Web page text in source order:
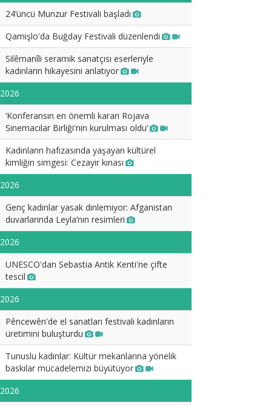
24’üncü Munzur Festivali başladı
Qamişlo'da Buğday Festivali düzenlendi
Silêmanîli seramik sanatçısı eserleriyle
kadınların hikayesini anlatıyor
‘Konferansın en önemli kararı Rojava
Sinemacılar Birliği'nin kurulması oldu’
Kadınların hafızasında yaşayan kültürel
kimliğin simgesi: Cezayir kınası
Genç kadınlar yasak dinlemiyor: Afganistan
duvarlarında Leyla’nın resimleri
UNESCO'dan Sebastia Antik Kenti'ne çifte
tescil
Pêncewên'de el sanatları festivali kadınların
üretimini buluşturdu
Tunuslu kadınlar: Kültür mekanlarına yönelik
baskılar mücadelemizi büyütüyor